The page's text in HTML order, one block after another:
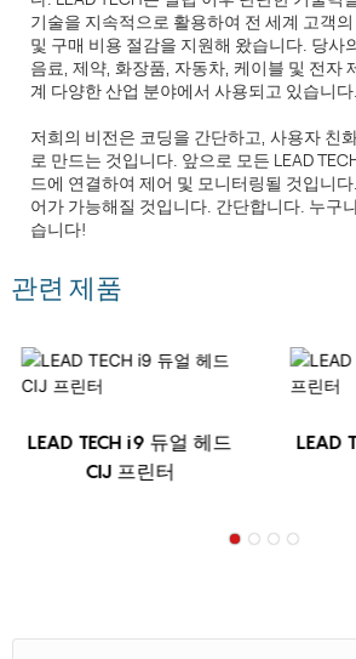
기술을 지속적으로 활용하여 전 세계 고객
및 구매 비용 절감을 지원해 왔습니다. 당사
음료, 제약, 화장품, 자동차, 케이블 및 전자
계 다양한 산업 분야에서 사용되고 있습니다.
저희의 비전은 코딩을 간단하고, 사용자 친
로 만드는 것입니다. 앞으로 모든 LEAD
드에 연결하여 제어 및 모니터링될 것입니
어가 가능해질 것입니다. 간단합니다. 누구
습니다!
관련 제품
LEAD TECH i9 듀얼 헤드
CIJ 프린터
LEAD